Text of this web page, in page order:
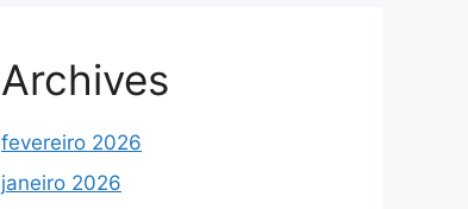
Archives
fevereiro 2026
janeiro 2026